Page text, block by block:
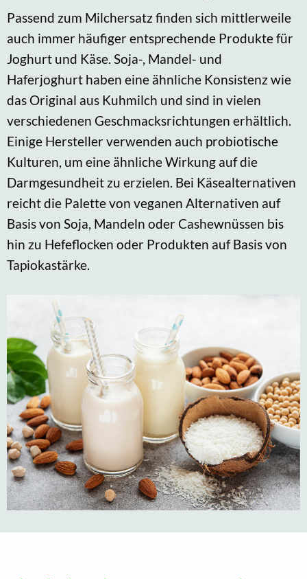
Passend zum Milchersatz finden sich mittlerweile
auch immer häufiger entsprechende Produkte für
Joghurt und Käse. Soja-, Mandel- und
Haferjoghurt haben eine ähnliche Konsistenz wie
das Original aus Kuhmilch und sind in vielen
verschiedenen Geschmacksrichtungen erhältlich.
Einige Hersteller verwenden auch probiotische
Kulturen, um eine ähnliche Wirkung auf die
Darmgesundheit zu erzielen. Bei Käsealternativen
reicht die Palette von veganen Alternativen auf
Basis von Soja, Mandeln oder Cashewnüssen bis
hin zu Hefeflocken oder Produkten auf Basis von
Tapiokastärke.